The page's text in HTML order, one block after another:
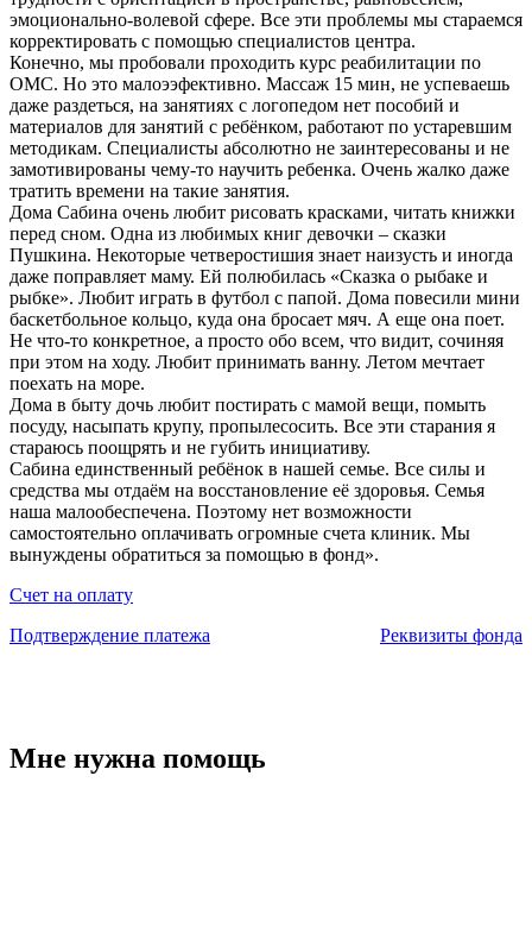
эмоционально-волевой сфере. Все эти проблемы мы стараемся
корректировать с помощью специалистов центра.
Конечно, мы пробовали проходить курс реабилитации по
ОМС. Но это малоээфективно. Массаж 15 мин, не успеваешь
даже раздеться, на занятиях с логопедом нет пособий и
материалов для занятий с ребёнком, работают по устаревшим
методикам. Специалисты абсолютно не заинтересованы и не
замотивированы чему-то научить ребенка. Очень жалко даже
тратить времени на такие занятия.
Дома Сабина очень любит рисовать красками, читать книжки
перед сном. Одна из любимых книг девочки – сказки
Пушкина. Некоторые четверостишия знает наизусть и иногда
даже поправляет маму. Ей полюбилась «Сказка о рыбаке и
рыбке». Любит играть в футбол с папой. Дома повесили мини
баскетбольное кольцо, куда она бросает мяч. А еще она поет.
Не что-то конкретное, а просто обо всем, что видит, сочиняя
при этом на ходу. Любит принимать ванну. Летом мечтает
поехать на море.
Дома в быту дочь любит постирать с мамой вещи, помыть
посуду, насыпать крупу, пропылесосить. Все эти старания я
стараюсь поощрять и не губить инициативу.
Сабина единственный ребёнок в нашей семье. Все силы и
средства мы отдаём на восстановление её здоровья. Семья
наша малообеспечена. Поэтому нет возможности
самостоятельно оплачивать огромные счета клиник. Мы
вынуждены обратиться за помощью в фонд».
Счет на оплату
Подтверждение платежа
Реквизиты фонда
Мне нужна помощь